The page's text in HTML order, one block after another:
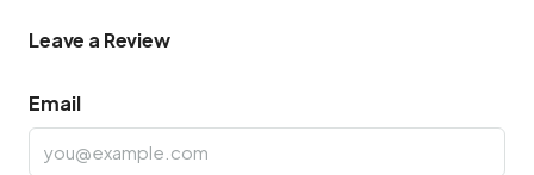
Leave a Review
Email